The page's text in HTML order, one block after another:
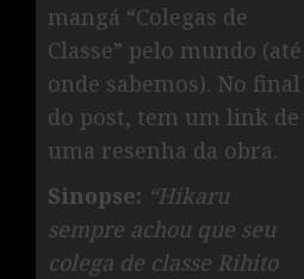
mangá “Colegas de
Classe” pelo mundo (até
onde sabemos). No final
do post, tem um link de
uma resenha da obra.
Sinopse: “Hikaru
sempre achou que seu
colega de classe Rihito